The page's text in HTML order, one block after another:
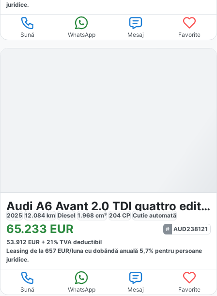
juridice.
Sună WhatsApp Mesaj Favorite
Audi A6 Avant 2.0 TDI quattro edition one
2025 12.084 km Diesel 1.968 cm³ 204 CP Cutie automată
65.233 EUR
AUD238121
53.912 EUR + 21% TVA deductibil
Leasing de la 657 EUR/luna cu dobăndă anuală 5,7% pentru persoane
juridice.
Sună WhatsApp Mesaj Favorite